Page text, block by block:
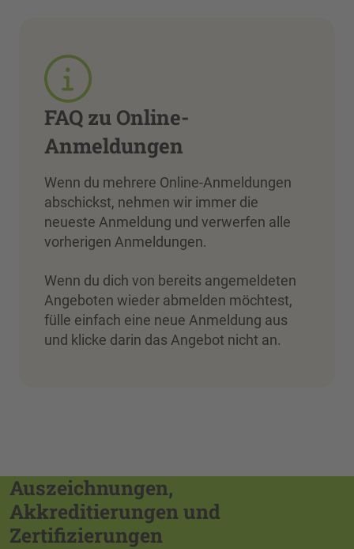
FAQ zu Online-
Anmeldungen
Wenn du mehrere Online-Anmeldungen
abschickst, nehmen wir immer die
neueste Anmeldung und verwerfen alle
vorherigen Anmeldungen.
Wenn du dich von bereits angemeldeten
Angeboten wieder abmelden möchtest,
fülle einfach eine neue Anmeldung aus
und klicke darin das Angebot nicht an.
Auszeichnungen,
Akkreditierungen und
Zertifizierungen